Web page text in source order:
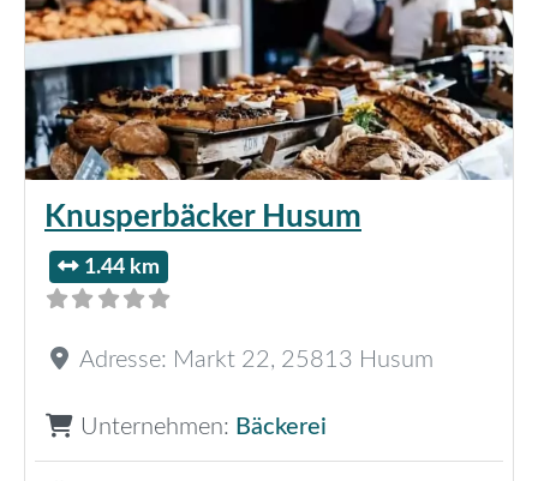
Knusperbäcker Husum
1.44 km
Adresse: Markt 22, 25813 Husum
Unternehmen: Bäckerei